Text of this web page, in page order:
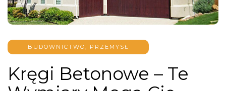
BUDOWNICTWO, PRZEMYSŁ
Kręgi Betonowe – Te